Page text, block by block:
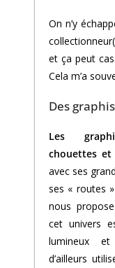
On n’y
et ça peut
Cela m’a
Des
Les
chouettes
avec ses
ses « routes
nous
cet univers
lumineux
d’ailleurs